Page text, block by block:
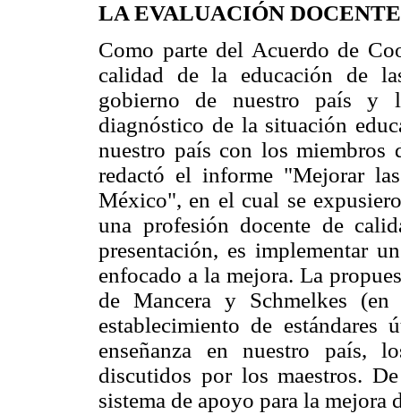
LA EVALUACIÓN
Como parte del Acuerdo de
calidad de la educación de
gobierno de nuestro país y
diagnóstico de la situación
nuestro país con los
redactó el informe "Mejorar
México", en el cual se
una profesión docente de
presentación, es implementar
enfocado a la mejora. La
de Mancera y Schmelkes
establecimiento de
enseñanza en nuestro país,
discutidos por los maestros.
sistema de apoyo para la mejora